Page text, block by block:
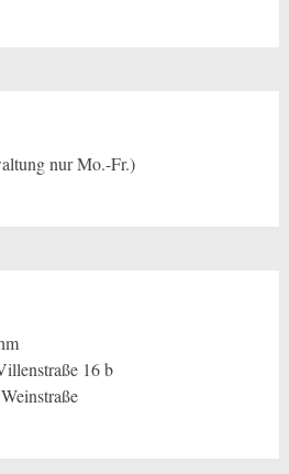
nur Mo.-Fr.)
16 b